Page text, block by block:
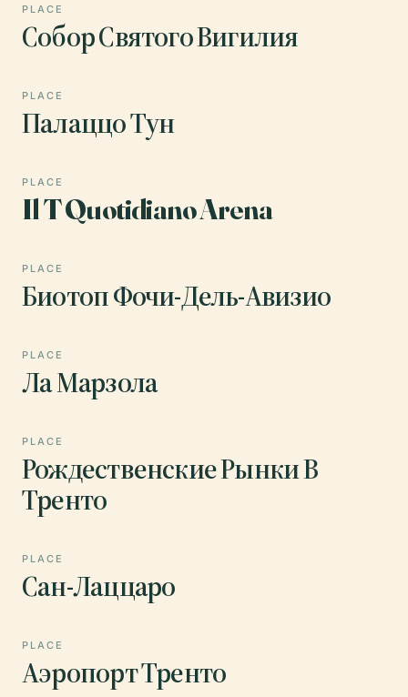
PLACE
Собор Святого Вигилия
PLACE
Палаццо Тун
PLACE
Il T Quotidiano Arena
PLACE
Биотоп Фочи-Дель-Авизио
PLACE
Ла Марзола
PLACE
Рождественские Рынки В
Тренто
PLACE
Сан-Лаццаро
PLACE
Аэропорт Тренто